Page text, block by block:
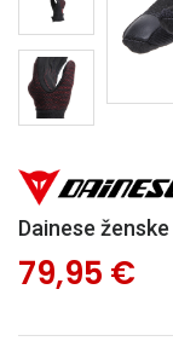
Dainese
79,95 €